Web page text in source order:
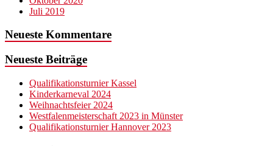
Juli 2019
Neueste Kommentare
Neueste Beiträge
Qualifikationsturnier Kassel
Kinderkarneval 2024
Weihnachtsfeier 2024
Westfalenmeisterschaft 2023 in Münster
Qualifikationsturnier Hannover 2023